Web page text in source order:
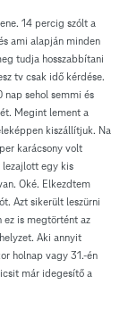
14 percig szólt a
ami alapján minden
tudja hosszabbítani
tv csak idő kérdése.
nap sehol semmi és
Megint lement a
kiszállítjuk. Na
karácsony volt
lezajlott egy kis
Oké. Elkezdtem
Azt sikerült leszürni
ez is megtörtént az
Aki annyit
holnap vagy 31.-én
már idegesítő a